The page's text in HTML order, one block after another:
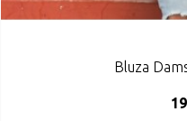
Bluza
ADD TO